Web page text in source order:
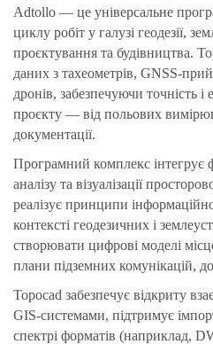
Adtollo — це універсальне
циклу робіт у галузі геодезії,
проєктування та будівництва.
даних з тахеометрів, GNSS-
дронів, забезпечуючи точність і
проєкту — від польових
документації.
Програмний комплекс інтегрує
аналізу та візуалізації
реалізує принципи
контексті геодезичних і
створювати цифрові моделі
плани підземних комунікацій,
Topocad забезпечує відкриту
GIS-системами, підтримує
спектрі форматів (наприклад,